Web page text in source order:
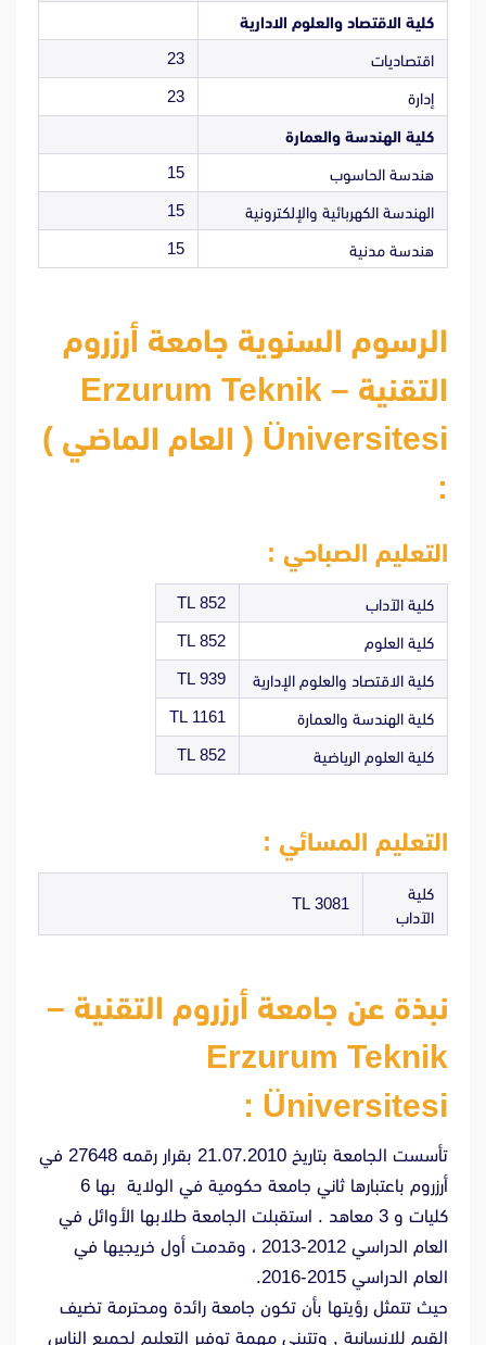
كلية الاقتصاد والعلوم الادارية
اقتصاديات 23
إدارة 23
كلية الهندسة والعمارة
هندسة الحاسوب 15
الهندسة الكهربائية والإلكترونية 15
هندسة مدنية 15
الرسوم السنوية جامعة أرزروم
التقنية – Erzurum Teknik
Üniversitesi ( العام الماضي )
:
التعليم الصباحي :
كلية الآداب 852 TL
كلية العلوم 852 TL
كلية الاقتصاد والعلوم الإدارية 939 TL
كلية الهندسة والعمارة 1161 TL
كلية العلوم الرياضية 852 TL
التعليم المسائي :
كلية
الآداب
3081 TL
نبذة عن جامعة أرزروم التقنية –
Erzurum Teknik
Üniversitesi :
تأسست الجامعة بتاريخ 21.07.2010 بقرار رقمه 27648 في
أرزروم باعتبارها ثاني جامعة حكومية في الولاية بها 6
كليات و 3 معاهد . استقبلت الجامعة طلابها الأوائل في
العام الدراسي 2012-2013 ، وقدمت أول خريجيها في
العام الدراسي 2015-2016.
حيث تتمثل رؤيتها بأن تكون جامعة رائدة ومحترمة تضيف
القيم للإنسانية , وتتبنى مهمة توفير التعليم لجميع الناس